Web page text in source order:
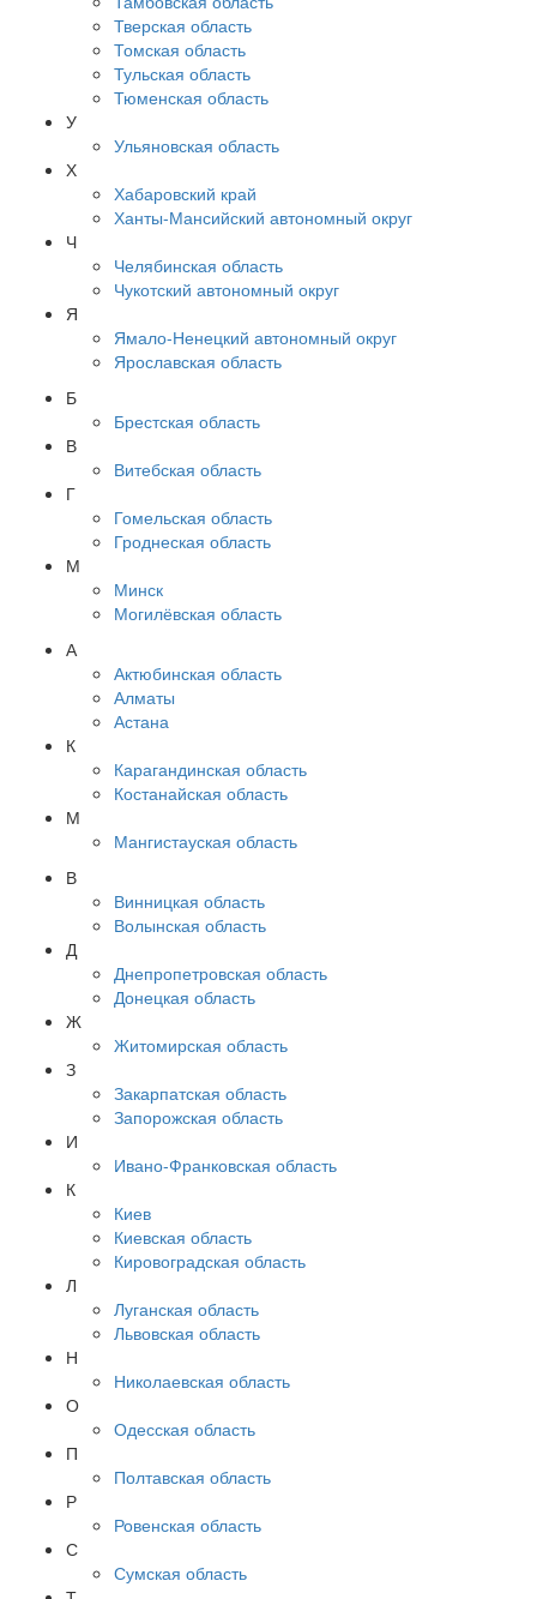
Тверская область
Томская область
Тульская область
Тюменская область
У
Ульяновская область
Х
Хабаровский край
Ханты-Мансийский автономный округ
Ч
Челябинская область
Чукотский автономный округ
Я
Ямало-Ненецкий автономный округ
Ярославская область
Б
Брестская область
В
Витебская область
Г
Гомельская область
Гроднеская область
М
Минск
Могилёвская область
А
Актюбинская область
Алматы
Астана
К
Карагандинская область
Костанайская область
М
Мангистауская область
В
Винницкая область
Волынская область
Д
Днепропетровская область
Донецкая область
Ж
Житомирская область
З
Закарпатская область
Запорожская область
И
Ивано-Франковская область
К
Киев
Киевская область
Кировоградская область
Л
Луганская область
Львовская область
Н
Николаевская область
О
Одесская область
П
Полтавская область
Р
Ровенская область
С
Сумская область